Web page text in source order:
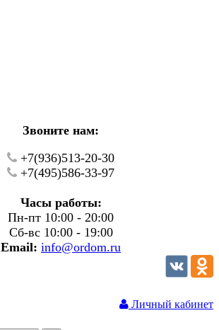
Звоните нам:
+7(936)513-20-30
+7(495)586-33-97
Часы работы:
Пн-пт 10:00 - 20:00
Сб-вс 10:00 - 19:00
Email: info@ordom.ru
Личный кабинет